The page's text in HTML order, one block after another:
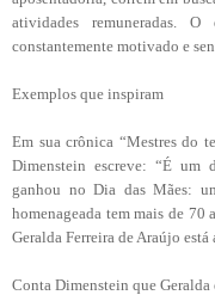
atividades remuneradas.
constantemente motivado e
Exemplos que inspiram
Em sua crônica “Mestres do
Dimenstein escreve: “É um
ganhou no Dia das Mães:
homenageada tem mais de 70
Geralda Ferreira de Araújo
Conta Dimenstein que Geralda